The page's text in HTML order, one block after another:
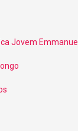
Jovem Emmanuel